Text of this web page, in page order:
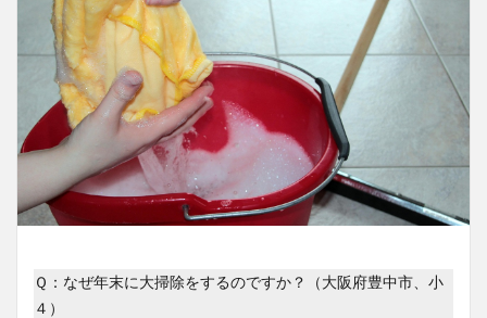
Ｑ：なぜ年末に大掃除をするのですか？（大阪府豊中市、小
４）